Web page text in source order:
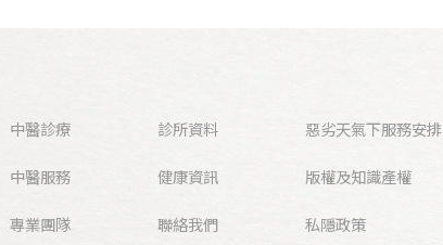
中醫診療
中醫服務
專業團隊
診所資料
健康資訊
聯絡我們
惡劣天氣下服務安排
版權及知識產權
私隱政策